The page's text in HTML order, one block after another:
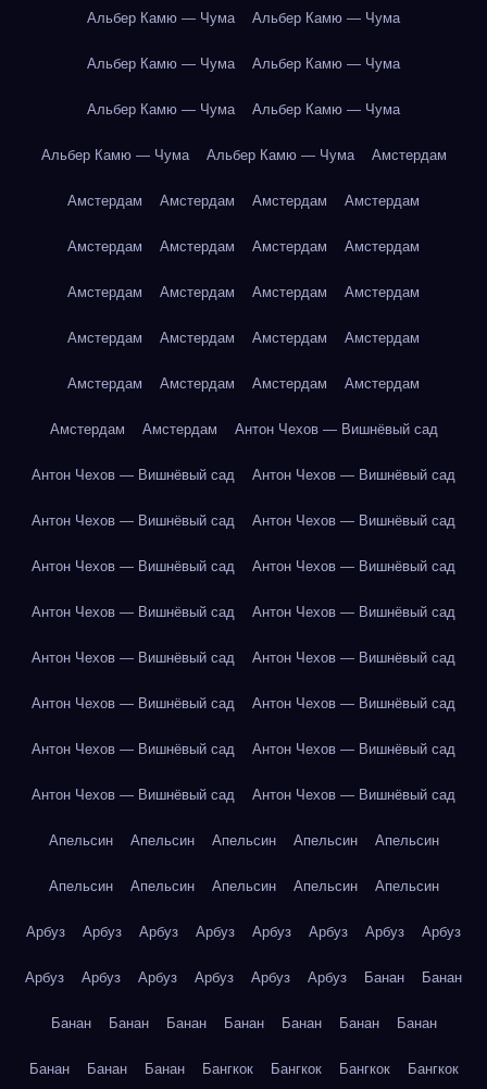
Альбер Камю — Чума Альбер Камю — Чума
Альбер Камю — Чума Альбер Камю — Чума
Альбер Камю — Чума Альбер Камю — Чума
Альбер Камю — Чума Альбер Камю — Чума Амстердам
Амстердам Амстердам Амстердам Амстердам
Амстердам Амстердам Амстердам Амстердам
Амстердам Амстердам Амстердам Амстердам
Амстердам Амстердам Амстердам Амстердам
Амстердам Амстердам Амстердам Амстердам
Амстердам Амстердам Антон Чехов — Вишнёвый сад
Антон Чехов — Вишнёвый сад Антон Чехов — Вишнёвый сад
Антон Чехов — Вишнёвый сад Антон Чехов — Вишнёвый сад
Антон Чехов — Вишнёвый сад Антон Чехов — Вишнёвый сад
Антон Чехов — Вишнёвый сад Антон Чехов — Вишнёвый сад
Антон Чехов — Вишнёвый сад Антон Чехов — Вишнёвый сад
Антон Чехов — Вишнёвый сад Антон Чехов — Вишнёвый сад
Антон Чехов — Вишнёвый сад Антон Чехов — Вишнёвый сад
Антон Чехов — Вишнёвый сад Антон Чехов — Вишнёвый сад
Апельсин Апельсин Апельсин Апельсин Апельсин
Апельсин Апельсин Апельсин Апельсин Апельсин
Арбуз Арбуз Арбуз Арбуз Арбуз Арбуз Арбуз Арбуз
Арбуз Арбуз Арбуз Арбуз Арбуз Арбуз Банан Банан
Банан Банан Банан Банан Банан Банан Банан
Банан Банан Банан Бангкок Бангкок Бангкок Бангкок